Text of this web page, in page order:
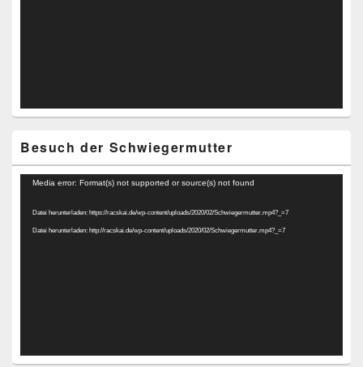
Besuch der Schwiegermutter
Video-
Media error: Format(s) not supported or source(s) not found
Datei herunterladen: https://racskai.de/wp-content/uploads/2020/02/Schwiegermutter.mp4?_=7
Datei herunterladen: http://racskai.de/wp-content/uploads/2020/02/Schwiegermutter.mp4?_=7